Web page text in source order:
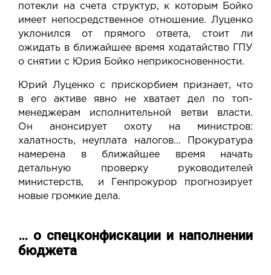
потекли на счета структур, к которым Бойко
имеет непосредственное отношение. Луценко
уклонился от прямого ответа, стоит ли
ожидать в ближайшее время ходатайство ГПУ
о снятии с Юрия Бойко неприкосновенности.
Юрий Луценко с прискорбием признает, что
в его активе явно не хватает дел по топ-
менеджерам исполнительной ветви власти.
Он анонсирует охоту на министров:
халатность, неуплата налогов… Прокуратура
намерена в ближайшее время начать
детальную проверку руководителей
министерств, и Генпрокурор прогнозирует
новые громкие дела.
… о спецконфискации и наполнении
бюджета